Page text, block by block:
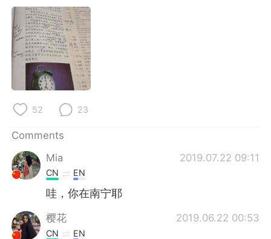
Español
Français
日本語
Türkçe
Português
52 23
Comments
Mia
2019.07.22 09:11
CN EN
哇，你在南宁耶
樱花 2019.06.22 00:53
CN EN